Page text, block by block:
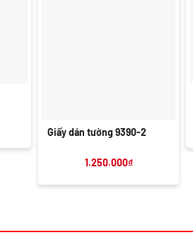
Giấy dán tường 9390-2
1.250.000₫